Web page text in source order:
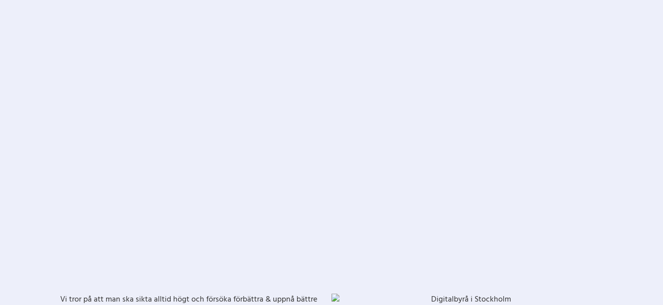
Vi tror på att man ska sikta alltid högt och försöka förbättra & uppnå bättre